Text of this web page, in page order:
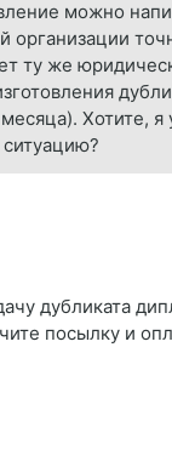
можно
организации
ту же
Хотите, я
дубликата
посылку и